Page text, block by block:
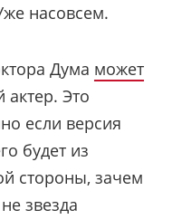
насовсем.
Дума может
актер. Это
если версия
будет из
стороны, зачем
звезда